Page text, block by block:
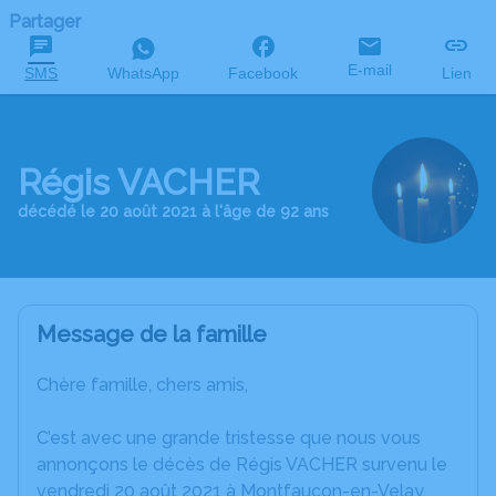
Partager
SMS WhatsApp Facebook E-mail Lien
Régis VACHER
décédé le 20 août 2021 à l'âge de 92 ans
Message de la famille
Chère famille, chers amis,
C’est avec une grande tristesse que nous vous
annonçons le décès de Régis VACHER survenu le
vendredi 20 août 2021 à Montfaucon-en-Velay.